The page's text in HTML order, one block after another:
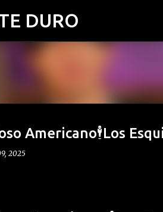
DURO
Americano🕴️Los
2025